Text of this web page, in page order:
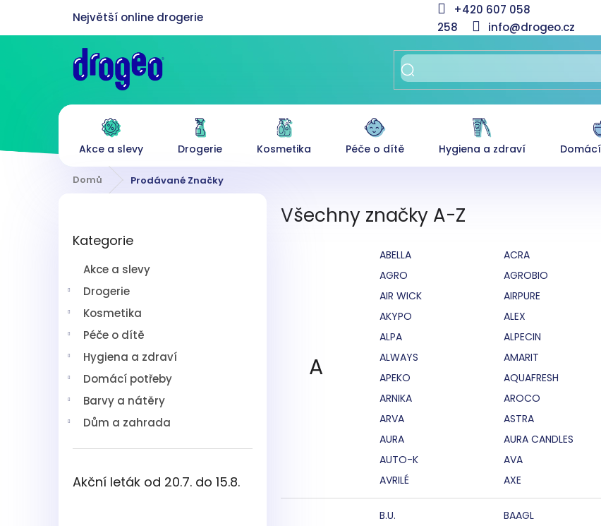
obsah
+420 607 058
258
info@drogeo.cz
Akce a slevy Drogerie Kosmetika Péče o dítě Hygiena a zdraví
Domů Prodávané Značky
kategorie
Kategorie
Akce a slevy
Drogerie
Kosmetika
Péče o dítě
Hygiena a zdraví
Domácí potřeby
Barvy a nátěry
Dům a zahrada
Akční leták od 20.7. do 15.8.
Všechny značky A-Z
A
ABELLA ACRA
AGRO
AGROBIO
AIR WICK
AIRPURE
AKYPO
ALEX
ALPA
ALPECIN
ALWAYS
AMARIT
APEKO
AQUAFRESH
ARNIKA
AROCO
ARVA
ASTRA
AURA
AURA CANDLES
AUTO-K
AVA
AVRILÉ
AXE
B.U. BAAGL